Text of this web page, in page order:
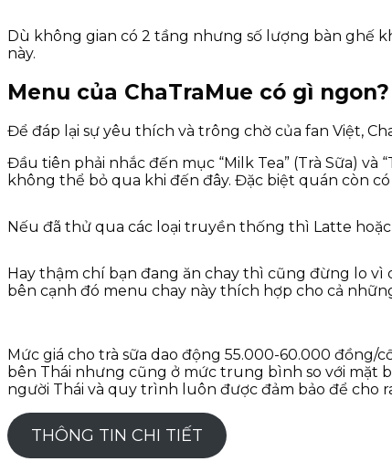
Dù không gian có 2 tầng nhưng số lượng bàn ghế
này.
Menu của ChaTraMue có gì ngon?
Để đáp lại sự yêu thích và trông chờ của fan Việt,
Đầu tiên phải nhắc đến mục “Milk Tea” (Trà Sữa) và
không thể bỏ qua khi đến đây. Đặc biệt quán còn
Nếu đã thử qua các loại truyền thống thì Latte
Hay thậm chí bạn đang ăn chay thì cũng đừng lo
bên cạnh đó menu chay này thích hợp cho cả
Mức giá cho trà sữa dao động 55.000-60.000
bên Thái nhưng cũng ở mức trung bình so với mặt
người Thái và quy trình luôn được đảm bảo để cho
THÔNG TIN CHI TIẾT